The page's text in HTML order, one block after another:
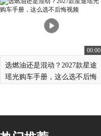
00:00
选燃油还是混动？2027款星途
瑶光购车手册，这么选不后悔